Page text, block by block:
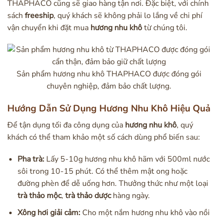
THAPHACO cũng sẽ giao hàng tận nơi. Đặc biệt, với chính
sách freeship, quý khách sẽ không phải lo lắng về chi phí
vận chuyển khi đặt mua hương nhu khôtừ chúng tôi.
Sản phẩm hương nhu khô THAPHACO được đóng gói
chuyên nghiệp, đảm bảo chất lượng.
Hướng Dẫn Sử Dụng Hương Nhu Khô Hiệu Quả
Để tận dụng tối đa công dụng của hương nhu khô, quý
khách có thể tham khảo một số cách dùng phổ biến sau:
Pha trà:Lấy 5-10g hương nhu khô hãm với 500ml nước
sôi trong 10-15 phút. Có thể thêm mật ong hoặc
đường phèn để dễ uống hơn. Thưởng thức như một loại
trà thảo mộc, trà thảo dượchàng ngày.
Xông hơi giải cảm:Cho một nắm hương nhu khô vào nồi